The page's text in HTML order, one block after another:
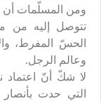
ومن المسلّمات أن
تتوصل إليه من
الحسّ المفرط،
وعالم الرجل.
لا شكّ أنّ اعتماد
التي حدت